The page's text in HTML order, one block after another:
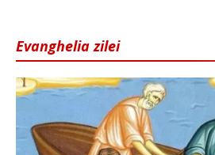
Evanghelia zilei